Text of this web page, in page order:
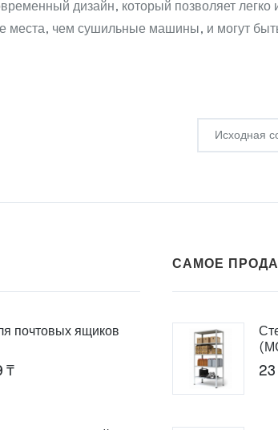
дизайн, который позволяет легко
чем сушильные машины, и могут
почтовых ящиков
₸Диапазон
САМОЕ